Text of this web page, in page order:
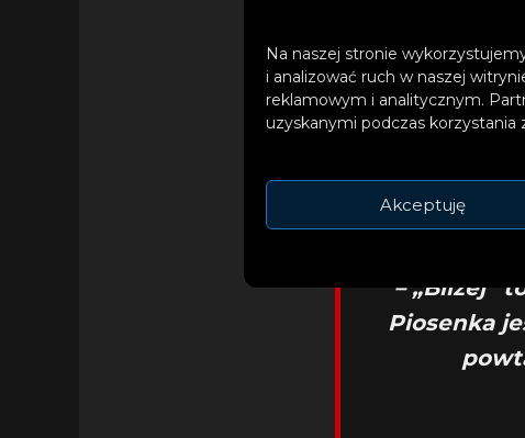
Na naszej stronie
i analizować ruch w naszej
reklamowym i analitycznym.
uzyskanymi podczas korzystania
Akceptuję
Piosenka jest
o relacje, które
– „Bliżej”
Piosenka